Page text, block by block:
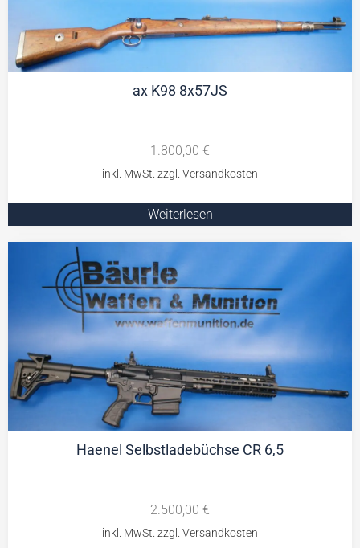
ax K98 8x57JS
1.800,00 €
Weiterlesen
Haenel Selbstladebüchse CR 6,5
2.500,00 €